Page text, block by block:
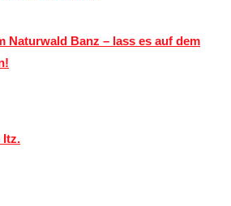
Naturwald Banz – lass es auf dem
Itz.